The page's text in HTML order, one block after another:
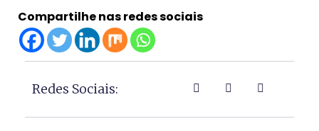
Compartilhe nas redes sociais
Redes Sociais: